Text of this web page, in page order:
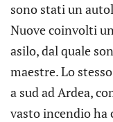
sono stati un
Nuove coinvolti
asilo, dal quale
maestre. Lo
a sud ad Ardea,
vasto incendio ha